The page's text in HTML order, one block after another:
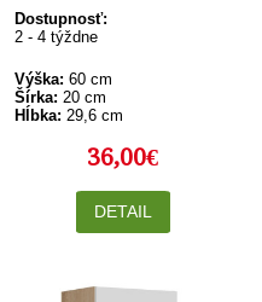
Dostupnosť:
2 - 4 týždne
Výška: 60 cm
Šírka: 20 cm
Hĺbka: 29,6 cm
36,00€
DETAIL